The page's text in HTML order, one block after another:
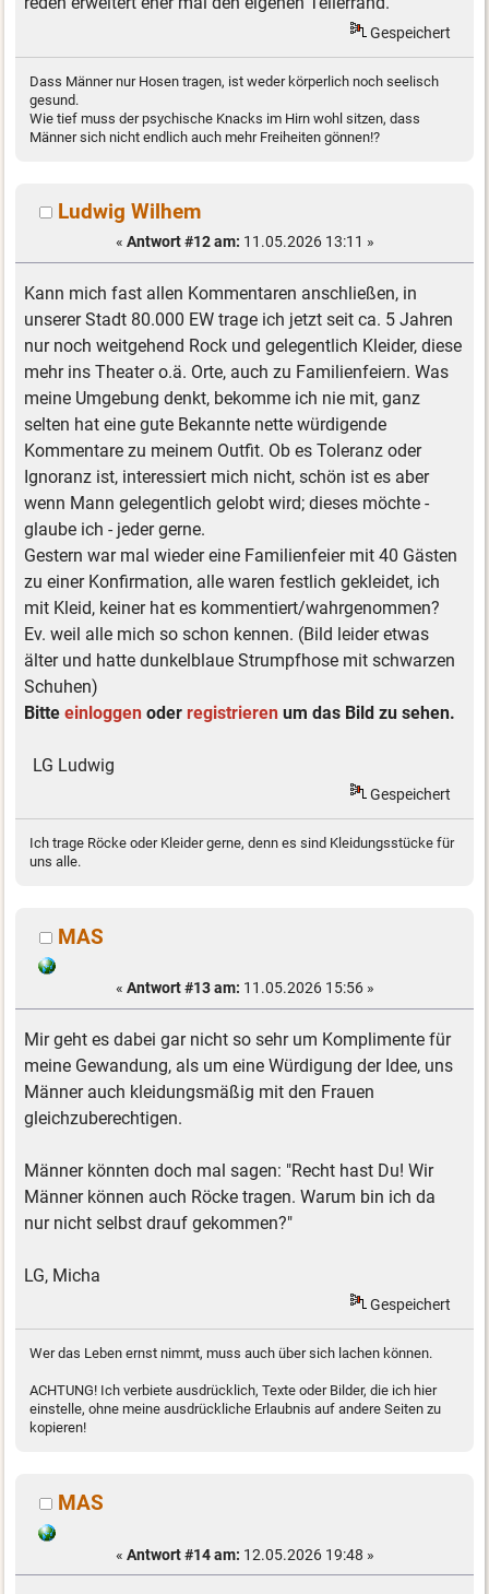
Gespeichert
Dass Männer nur Hosen tragen, ist weder körperlich noch seelisch
gesund.
Wie tief muss der psychische Knacks im Hirn wohl sitzen, dass
Männer sich nicht endlich auch mehr Freiheiten gönnen!?
Ludwig Wilhem
« Antwort #12 am: 11.05.2026 13:11 »
Kann mich fast allen Kommentaren anschließen, in
unserer Stadt 80.000 EW trage ich jetzt seit ca. 5 Jahren
nur noch weitgehend Rock und gelegentlich Kleider, diese
mehr ins Theater o.ä. Orte, auch zu Familienfeiern. Was
meine Umgebung denkt, bekomme ich nie mit, ganz
selten hat eine gute Bekannte nette würdigende
Kommentare zu meinem Outfit. Ob es Toleranz oder
Ignoranz ist, interessiert mich nicht, schön ist es aber
wenn Mann gelegentlich gelobt wird; dieses möchte -
glaube ich - jeder gerne.
Gestern war mal wieder eine Familienfeier mit 40 Gästen
zu einer Konfirmation, alle waren festlich gekleidet, ich
mit Kleid, keiner hat es kommentiert/wahrgenommen?
Ev. weil alle mich so schon kennen. (Bild leider etwas
älter und hatte dunkelblaue Strumpfhose mit schwarzen
Schuhen)
Bitteeinloggen oderregistrieren um das Bild zu sehen.
LG Ludwig
Gespeichert
Ich trage Röcke oder Kleider gerne, denn es sind Kleidungsstücke für
uns alle.
MAS
« Antwort #13 am: 11.05.2026 15:56 »
Mir geht es dabei gar nicht so sehr um Komplimente für
meine Gewandung, als um eine Würdigung der Idee, uns
Männer auch kleidungsmäßig mit den Frauen
gleichzuberechtigen.
Männer könnten doch mal sagen: "Recht hast Du! Wir
Männer können auch Röcke tragen. Warum bin ich da
nur nicht selbst drauf gekommen?"
LG, Micha
Gespeichert
Wer das Leben ernst nimmt, muss auch über sich lachen können.
ACHTUNG! Ich verbiete ausdrücklich, Texte oder Bilder, die ich hier
einstelle, ohne meine ausdrückliche Erlaubnis auf andere Seiten zu
kopieren!
MAS
« Antwort #14 am: 12.05.2026 19:48 »